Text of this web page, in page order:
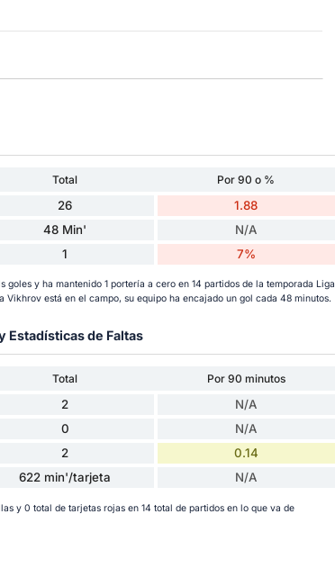
Total
Por 90 o %
26 1.88
48 Min' N/A
1 7%
y ha mantenido 1 portería a cero en 14 partidos de la temporada Liga
está en el campo, su equipo ha encajado un gol cada 48 minutos.
Estadísticas de Faltas
Total
Por 90 minutos
2 N/A
0 N/A
2 0.14
622 min'/tarjeta N/A
y 0 total de tarjetas rojas en 14 total de partidos en lo que va de